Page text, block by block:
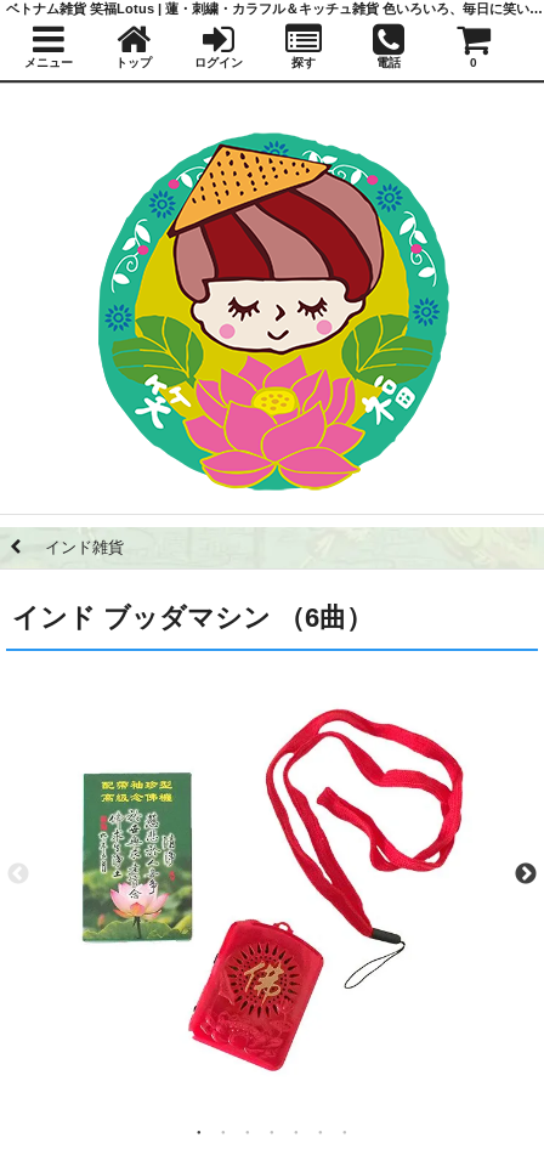
インド雑貨
インド ブッダマシン （6曲）
ベトナム雑貨 笑福Lotus | 蓮・刺繍・カラフル＆キッチュ雑貨 色いろいろ、毎日に笑いと福を
メニュー トップ ログイン 探す 電話 0